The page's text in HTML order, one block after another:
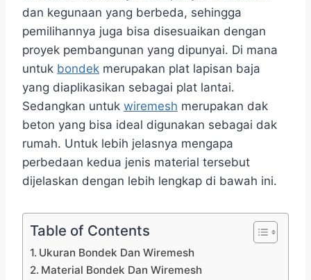
dan kegunaan yang berbeda, sehingga
pemilihannya juga bisa disesuaikan dengan
proyek pembangunan yang dipunyai. Di mana
untuk bondek merupakan plat lapisan baja
yang diaplikasikan sebagai plat lantai.
Sedangkan untuk wiremesh merupakan dak
beton yang bisa ideal digunakan sebagai dak
rumah. Untuk lebih jelasnya mengapa
perbedaan kedua jenis material tersebut
dijelaskan dengan lebih lengkap di bawah ini.
Table of Contents
Ukuran Bondek Dan Wiremesh
Material Bondek Dan Wiremesh